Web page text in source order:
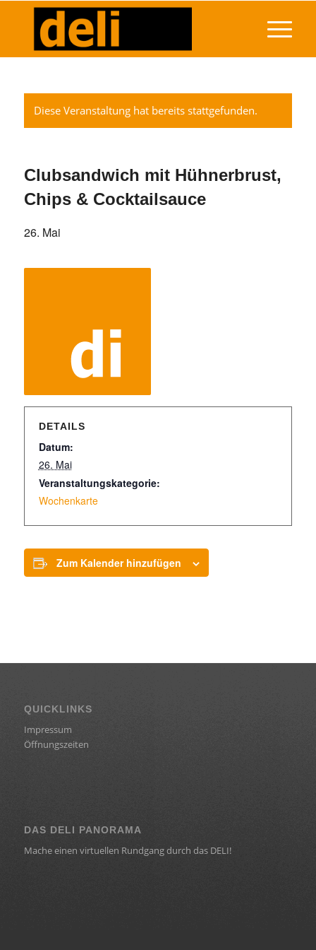
Diese Veranstaltung hat bereits stattgefunden.
Clubsandwich mit Hühnerbrust,
Chips & Cocktailsauce
26. Mai
DETAILS
Datum:
26. Mai
Veranstaltungskategorie:
Wochenkarte
Zum Kalender hinzufügen
QUICKLINKS
Impressum
Öffnungszeiten
DAS DELI PANORAMA
Mache einen virtuellen Rundgang durch das DELI!